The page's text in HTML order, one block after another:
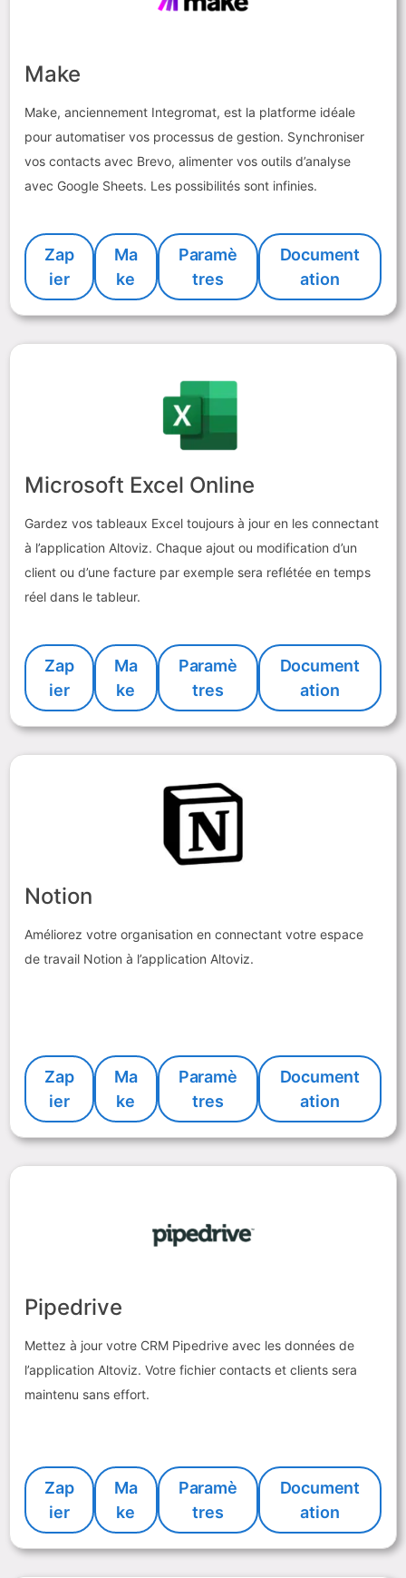
Make
Make, anciennement Integromat, est la platforme idéale
pour automatiser vos processus de gestion. Synchroniser
vos contacts avec Brevo, alimenter vos outils d’analyse
avec Google Sheets. Les possibilités sont infinies.
Zap
ier
Ma
ke
Paramè
tres
Document
ation
Microsoft Excel Online
Gardez vos tableaux Excel toujours à jour en les connectant
à l’application Altoviz. Chaque ajout ou modification d’un
client ou d’une facture par exemple sera reflétée en temps
réel dans le tableur.
Zap
ier
Ma
ke
Paramè
tres
Document
ation
Notion
Améliorez votre organisation en connectant votre espace
de travail Notion à l’application Altoviz.
Zap
ier
Ma
ke
Paramè
tres
Document
ation
Pipedrive
Mettez à jour votre CRM Pipedrive avec les données de
l’application Altoviz. Votre fichier contacts et clients sera
maintenu sans effort.
Zap
ier
Ma
ke
Paramè
tres
Document
ation